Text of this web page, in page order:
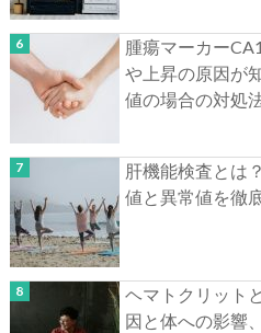
腫瘍マーカー
や上昇の原因が
値の場合の対処
肝機能検査とは
値と異常値を徹
ヘマトクリット
因と体への影響